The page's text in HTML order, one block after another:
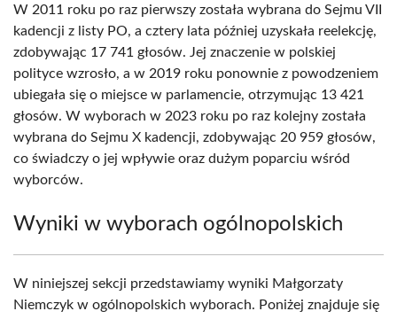
W 2011 roku po raz pierwszy została wybrana do Sejmu VII
kadencji z listy PO, a cztery lata później uzyskała reelekcję,
zdobywając 17 741 głosów. Jej znaczenie w polskiej
polityce wzrosło, a w 2019 roku ponownie z powodzeniem
ubiegała się o miejsce w parlamencie, otrzymując 13 421
głosów. W wyborach w 2023 roku po raz kolejny została
wybrana do Sejmu X kadencji, zdobywając 20 959 głosów,
co świadczy o jej wpływie oraz dużym poparciu wśród
wyborców.
Wyniki w wyborach ogólnopolskich
W niniejszej sekcji przedstawiamy wyniki Małgorzaty
Niemczyk w ogólnopolskich wyborach. Poniżej znajduje się